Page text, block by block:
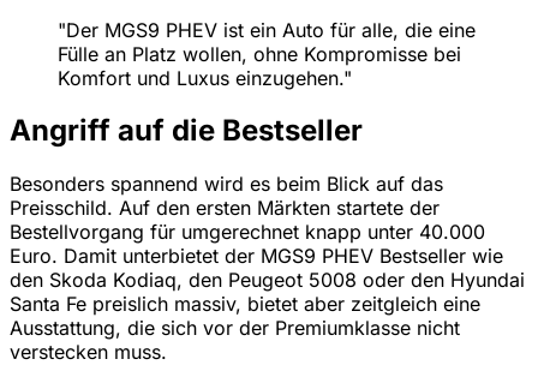
"Der MGS9 PHEV ist ein Auto für alle, die eine
Fülle an Platz wollen, ohne Kompromisse bei
Komfort und Luxus einzugehen."
Angriff auf die Bestseller
Besonders spannend wird es beim Blick auf das
Preisschild. Auf den ersten Märkten startete der
Bestellvorgang für umgerechnet knapp unter 40.000
Euro. Damit unterbietet der MGS9 PHEV Bestseller wie
den Skoda Kodiaq, den Peugeot 5008 oder den Hyundai
Santa Fe preislich massiv, bietet aber zeitgleich eine
Ausstattung, die sich vor der Premiumklasse nicht
verstecken muss.